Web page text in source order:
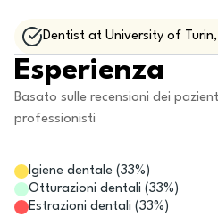
Dentist at University of Turin,
Esperienza
Basato sulle recensioni dei
professionisti
Igiene dentale (33%)
Otturazioni dentali (33%)
Estrazioni dentali (33%)